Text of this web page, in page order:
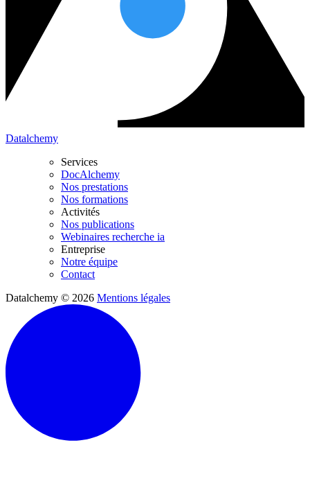
Datalchemy
Services
DocAlchemy
Nos prestations
Nos formations
Activités
Nos publications
Webinaires recherche ia
Entreprise
Notre équipe
Contact
Datalchemy © 2026 Mentions légales